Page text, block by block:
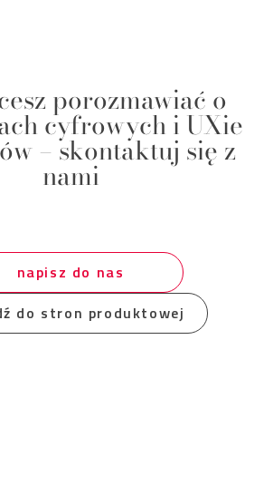
porozmawiać o
cyfrowych i UXie
– skontaktuj się z
nami
napisz do nas
do stron produktowej